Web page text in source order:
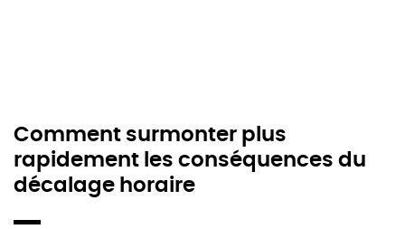
Comment surmonter plus
rapidement les conséquences du
décalage horaire